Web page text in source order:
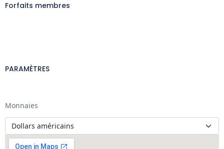
Forfaits membres
PARAMÈTRES
Monnaies